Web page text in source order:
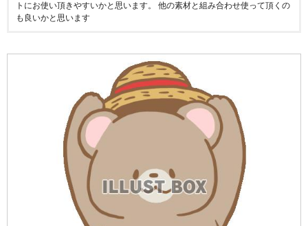
トにお使い頂きやすいかと思います。 他の素材と組み合わせ使って頂くの
も良いかと思います